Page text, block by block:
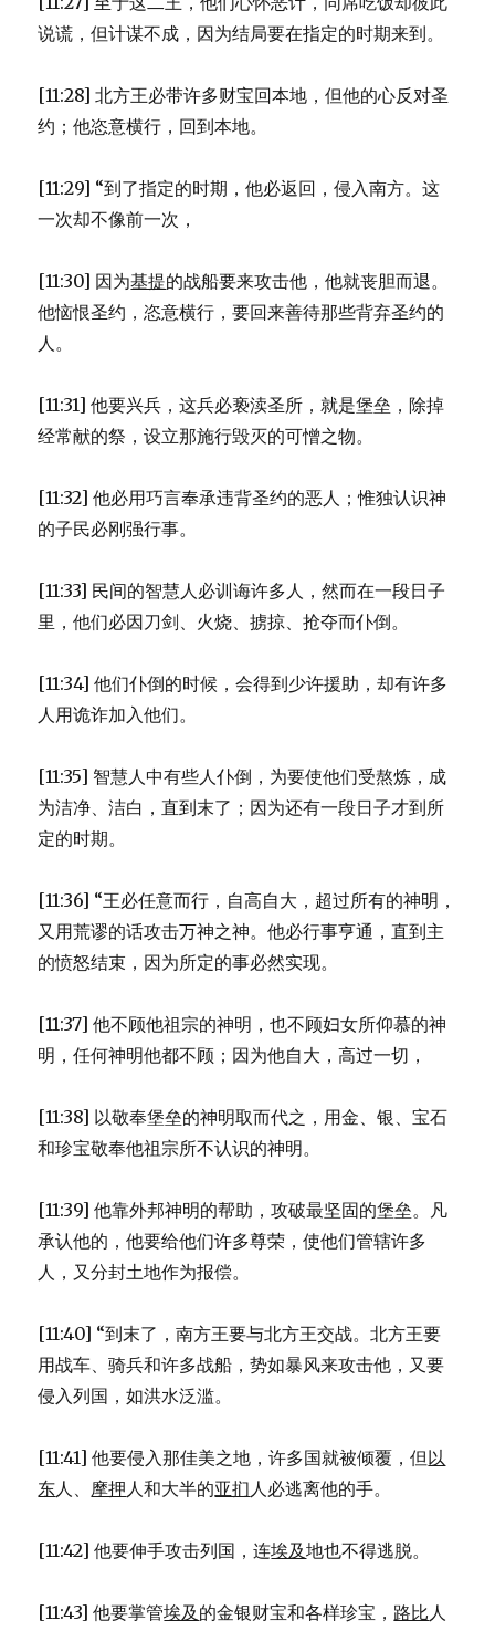
说谎，但计谋不成，因为结局要在指定的时期来到。
[11:28] 北方王必带许多财宝回本地，但他的心反对圣
约；他恣意横行，回到本地。
[11:29] “到了指定的时期，他必返回，侵入南方。这
一次却不像前一次，
[11:30] 因为基提的战船要来攻击他，他就丧胆而退。
他恼恨圣约，恣意横行，要回来善待那些背弃圣约的
人。
[11:31] 他要兴兵，这兵必亵渎圣所，就是堡垒，除掉
经常献的祭，设立那施行毁灭的可憎之物。
[11:32] 他必用巧言奉承违背圣约的恶人；惟独认识神
的子民必刚强行事。
[11:33] 民间的智慧人必训诲许多人，然而在一段日子
里，他们必因刀剑、火烧、掳掠、抢夺而仆倒。
[11:34] 他们仆倒的时候，会得到少许援助，却有许多
人用诡诈加入他们。
[11:35] 智慧人中有些人仆倒，为要使他们受熬炼，成
为洁净、洁白，直到末了；因为还有一段日子才到所
定的时期。
[11:36] “王必任意而行，自高自大，超过所有的神明，
又用荒谬的话攻击万神之神。他必行事亨通，直到主
的愤怒结束，因为所定的事必然实现。
[11:37] 他不顾他祖宗的神明，也不顾妇女所仰慕的神
明，任何神明他都不顾；因为他自大，高过一切，
[11:38] 以敬奉堡垒的神明取而代之，用金、银、宝石
和珍宝敬奉他祖宗所不认识的神明。
[11:39] 他靠外邦神明的帮助，攻破最坚固的堡垒。凡
承认他的，他要给他们许多尊荣，使他们管辖许多
人，又分封土地作为报偿。
[11:40] “到末了，南方王要与北方王交战。北方王要
用战车、骑兵和许多战船，势如暴风来攻击他，又要
侵入列国，如洪水泛滥。
[11:41] 他要侵入那佳美之地，许多国就被倾覆，但以
东人、 摩押人和大半的亚扪人必逃离他的手。
[11:42] 他要伸手攻击列国，连埃及地也不得逃脱。
[11:43] 他要掌管埃及 的金银财宝和各样珍宝， 路比人